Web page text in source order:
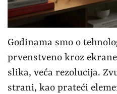
Godinama smo o
prvenstveno kroz
slika, veća rezolucija.
strani, kao prateći